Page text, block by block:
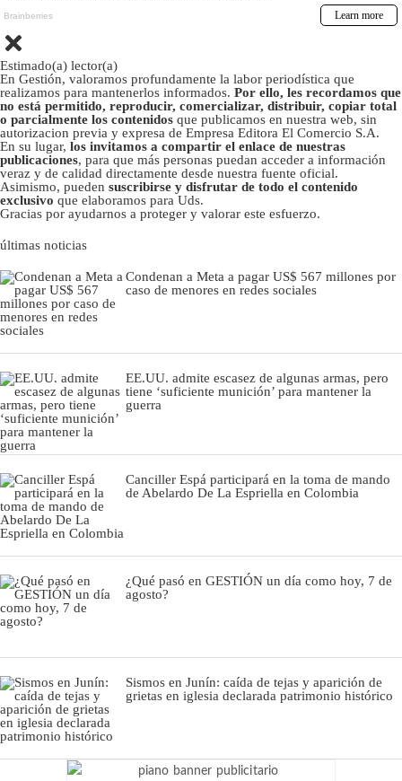
Estimado(a) lector(a)
En Gestión, valoramos profundamente la labor periodística que
realizamos para mantenerlos informados. Por ello, les recordamos que
no está permitido, reproducir, comercializar, distribuir, copiar total
o parcialmente los contenidos que publicamos en nuestra web, sin
autorizacion previa y expresa de Empresa Editora El Comercio S.A.
En su lugar, los invitamos a compartir el enlace de nuestras
publicaciones, para que más personas puedan acceder a información
veraz y de calidad directamente desde nuestra fuente oficial.
Asimismo, pueden suscribirse y disfrutar de todo el contenido
exclusivo que elaboramos para Uds.
Gracias por ayudarnos a proteger y valorar este esfuerzo.
últimas noticias
Condenan a Meta a pagar US$ 567 millones por
caso de menores en redes sociales
EE.UU. admite escasez de algunas armas, pero
tiene ‘suficiente munición’ para mantener la
guerra
Canciller Espá participará en la toma de mando
de Abelardo De La Espriella en Colombia
¿Qué pasó en GESTIÓN un día como hoy, 7 de
agosto?
Sismos en Junín: caída de tejas y aparición de
grietas en iglesia declarada patrimonio histórico